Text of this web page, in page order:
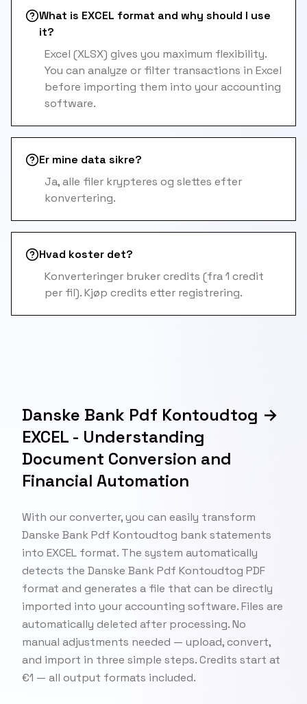
What is EXCEL format and why should I use
it?
Excel (XLSX) gives you maximum flexibility.
You can analyze or filter transactions in Excel
before importing them into your accounting
software.
Er mine data sikre?
Ja, alle filer krypteres og slettes efter
konvertering.
Hvad koster det?
Konverteringer bruker credits (fra 1 credit
per fil). Kjøp credits etter registrering.
Danske Bank Pdf Kontoudtog →
EXCEL - Understanding
Document Conversion and
Financial Automation
With our converter, you can easily transform
Danske Bank Pdf Kontoudtog bank statements
into EXCEL format. The system automatically
detects the Danske Bank Pdf Kontoudtog PDF
format and generates a file that can be directly
imported into your accounting software. Files are
automatically deleted after processing. No
manual adjustments needed — upload, convert,
and import in three simple steps. Credits start at
€1 — all output formats included.